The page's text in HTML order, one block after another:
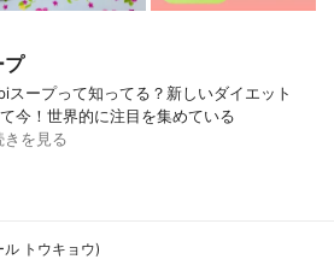
プ
ープって知ってる？新しいダイエット
今！世界的に注目を集めている
きを見る
トウキョウ)